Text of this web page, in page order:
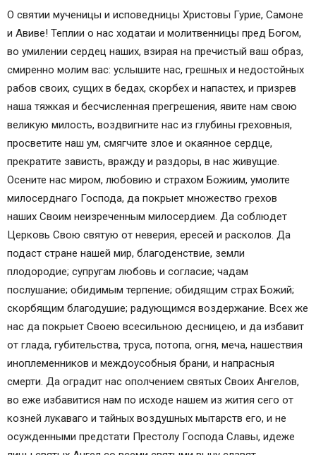
О святии мученицы и исповедницы Христовы Гурие, Самоне
и Авиве! Теплии о нас ходатаи и молитвенницы пред Богом,
во умилении сердец наших, взирая на пречистый ваш образ,
смиренно молим вас: услышите нас, грешных и недостойных
рабов своих, сущих в бедах, скорбех и напастех, и призрев
наша тяжкая и бесчисленная прегрешения, явите нам свою
великую милость, воздвигните нас из глубины греховныя,
просветите наш ум, смягчите злое и окаянное сердце,
прекратите зависть, вражду и раздоры, в нас живущие.
Осените нас миром, любовию и страхом Божиим, умолите
милосерднаго Господа, да покрыет множество грехов
наших Своим неизреченным милосердием. Да соблюдет
Церковь Свою святую от неверия, ересей и расколов. Да
подаст стране нашей мир, благоденствие, земли
плодородие; супругам любовь и согласие; чадам
послушание; обидимым терпение; обидящим страх Божий;
скорбящим благодушие; радующимся воздержание. Всех же
нас да покрыет Своею всесильною десницею, и да избавит
от глада, губительства, труса, потопа, огня, меча, нашествия
иноплеменников и междоусобныя брани, и напрасныя
смерти. Да оградит нас ополчением святых Своих Ангелов,
во еже избавитися нам по исходе нашем из жития сего от
козней лукаваго и тайных воздушных мытарств его, и не
осужденными предстати Престолу Господа Славы, идеже